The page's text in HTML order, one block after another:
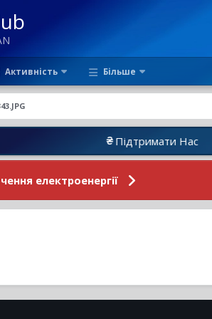
Активність Більше
Підтримати Нас
електроенергії